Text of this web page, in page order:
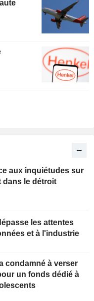
aux inquiétudes sur
dans le détroit
les attentes
et à l'industrie
condamné à verser
un fonds dédié à